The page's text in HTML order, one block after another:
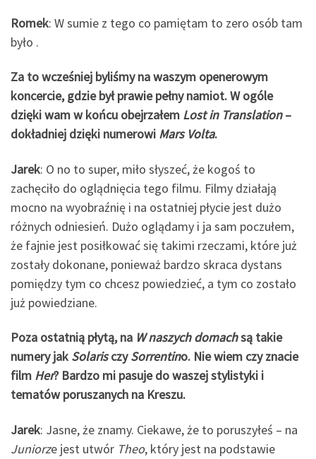
Romek: W sumie z tego co pamiętam to zero osób tam
było .
Za to wcześniej byliśmy na waszym openerowym
koncercie, gdzie był prawie pełny namiot. W ogóle
dzięki wam w końcu obejrzałem Lost in Translation–
dokładniej dzięki numerowi Mars Volta.
Jarek: O no to super, miło słyszeć, że kogoś to
zachęciło do oglądnięcia tego filmu. Filmy działają
mocno na wyobraźnię i na ostatniej płycie jest dużo
różnych odniesień. Dużo oglądamy i ja sam poczułem,
że fajnie jest posiłkować się takimi rzeczami, które już
zostały dokonane, ponieważ bardzo skraca dystans
pomiędzy tym co chcesz powiedzieć, a tym co zostało
już powiedziane.
Poza ostatnią płytą, na W naszych domachsą takie
numery jak SolarisczySorrentino. Nie wiem czy znacie
film Her? Bardzo mi pasuje do waszej stylistyki i
tematów poruszanych na Kreszu.
Jarek: Jasne, że znamy. Ciekawe, że to poruszyłeś – na
Juniorze jest utwór Theo, który jest na podstawie